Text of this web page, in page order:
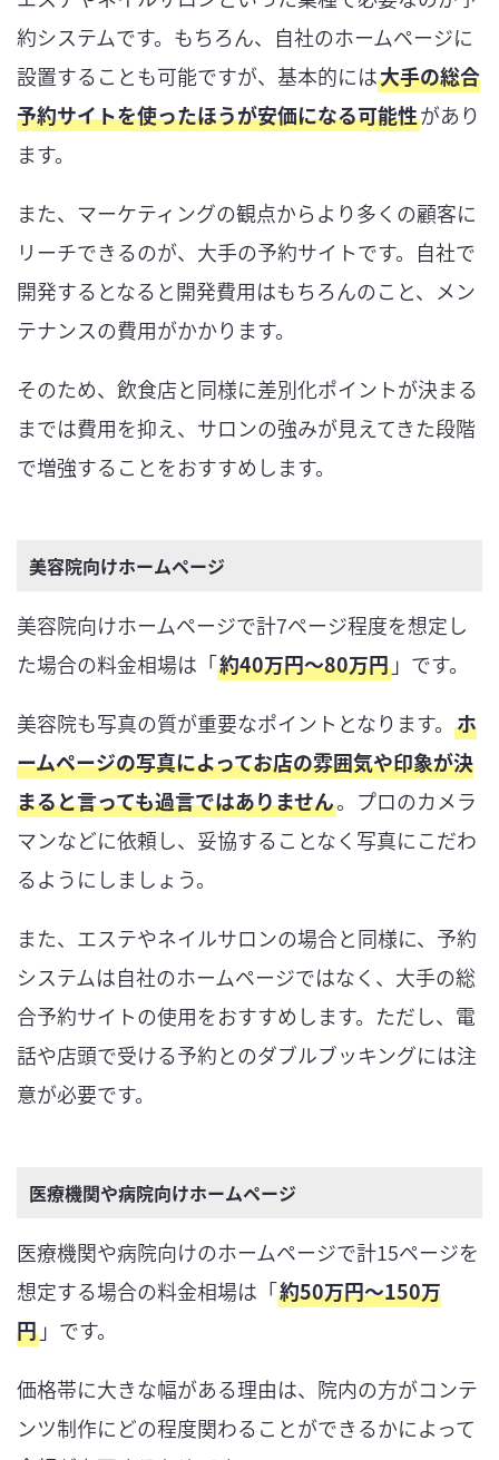
約システムです。もちろん、自社のホームページに
設置することも可能ですが、基本的には大手の総合
予約サイトを使ったほうが安価になる可能性があり
ます。
また、マーケティングの観点からより多くの顧客に
リーチできるのが、大手の予約サイトです。自社で
開発するとなると開発費用はもちろんのこと、メン
テナンスの費用がかかります。
そのため、飲食店と同様に差別化ポイントが決まる
までは費用を抑え、サロンの強みが見えてきた段階
で増強することをおすすめします。
美容院向けホームページ
美容院向けホームページで計7ページ程度を想定し
た場合の料金相場は「約40万円〜80万円 」です。
美容院も写真の質が重要なポイントとなります。 ホ
ームページの写真によってお店の雰囲気や印象が決
まると言っても過言ではありません。プロのカメラ
マンなどに依頼し、妥協することなく写真にこだわ
るようにしましょう。
また、エステやネイルサロンの場合と同様に、予約
システムは自社のホームページではなく、大手の総
合予約サイトの使用をおすすめします。ただし、電
話や店頭で受ける予約とのダブルブッキングには注
意が必要です。
医療機関や病院向けホームページ
医療機関や病院向けのホームページで計15ページを
想定する場合の料金相場は「約50万円〜150万
円 」です。
価格帯に大きな幅がある理由は、院内の方がコンテ
ンツ制作にどの程度関わることができるかによって